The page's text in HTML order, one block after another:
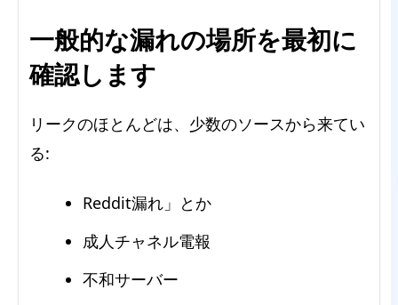
一般的な漏れの場所を最初に
確認します
リークのほとんどは、少数のソースから来てい
る:
Reddit漏れ」とか
成人チャネル電報
不和サーバー